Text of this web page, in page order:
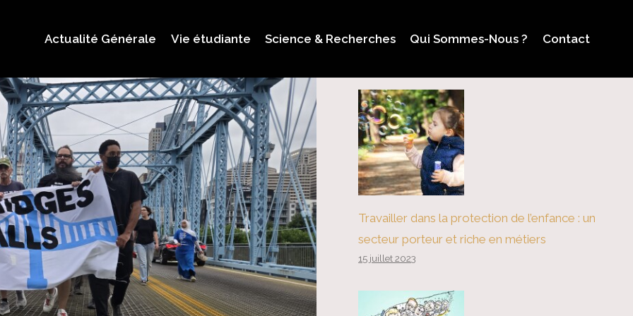
Actualité Générale Vie étudiante Science & Recherches Qui Sommes-Nous ? Contact
Travailler dans la protection de l’enfance : un
secteur porteur et riche en métiers
15 juillet 2023